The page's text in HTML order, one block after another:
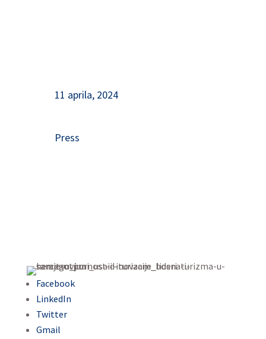
11 aprila, 2024
Press
Facebook
LinkedIn
Twitter
Gmail